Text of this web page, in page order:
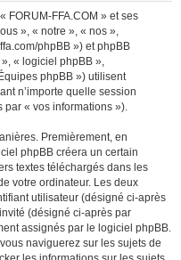
FORUM-FFA.COM » et ses
», « notre », « nos »,
phpBB ») et phpBB
« logiciel phpBB »,
phpBB ») utilisent
n’importe quelle session
« vos informations »).
Premièrement, en
phpBB créera un certain
textes téléchargés dans les
votre ordinateur. Les deux
utilisateur (désigné ci-après
(désigné ci-après par
assignés par le logiciel phpBB.
naviguerez sur les sujets de